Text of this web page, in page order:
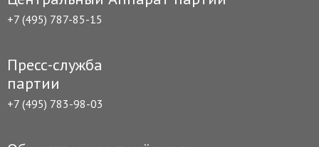
+7 (495) 787-85-15
Пресс-служба
партии
+7 (495) 783-98-03